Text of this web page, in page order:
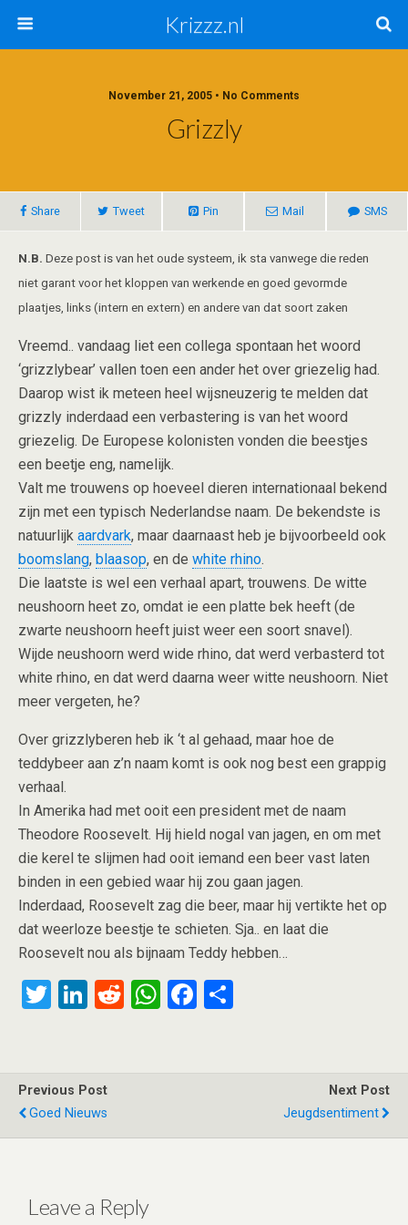
Krizzz.nl
November 21, 2005 • No Comments
Grizzly
Share Tweet Pin Mail SMS
N.B. Deze post is van het oude systeem, ik sta vanwege die reden
niet garant voor het kloppen van werkende en goed gevormde
plaatjes, links (intern en extern) en andere van dat soort zaken
Vreemd.. vandaag liet een collega spontaan het woord
‘grizzlybear’ vallen toen een ander het over griezelig had.
Daarop wist ik meteen heel wijsneuzerig te melden dat
grizzly inderdaad een verbastering is van het woord
griezelig. De Europese kolonisten vonden die beestjes
een beetje eng, namelijk.
Valt me trouwens op hoeveel dieren internationaal bekend
zijn met een typisch Nederlandse naam. De bekendste is
natuurlijk aardvark, maar daarnaast heb je bijvoorbeeld ook
boomslang, blaasop, en de white rhino.
Die laatste is wel een verhaal apart, trouwens. De witte
neushoorn heet zo, omdat ie een platte bek heeft (de
zwarte neushoorn heeft juist weer een soort snavel).
Wijde neushoorn werd wide rhino, dat werd verbasterd tot
white rhino, en dat werd daarna weer witte neushoorn. Niet
meer vergeten, he?
Over grizzlyberen heb ik ‘t al gehaad, maar hoe de
teddybeer aan z’n naam komt is ook nog best een grappig
verhaal.
In Amerika had met ooit een president met de naam
Theodore Roosevelt. Hij hield nogal van jagen, en om met
die kerel te slijmen had ooit iemand een beer vast laten
binden in een gebied waar hij zou gaan jagen.
Inderdaad, Roosevelt zag die beer, maar hij vertikte het op
dat weerloze beestje te schieten. Sja.. en laat die
Roosevelt nou als bijnaam Teddy hebben…
T
er
Li
dI
n
R
W
p
F
o
Previous Post
Goed Nieuws
Next Post
Jeugdsentiment
Leave a Reply